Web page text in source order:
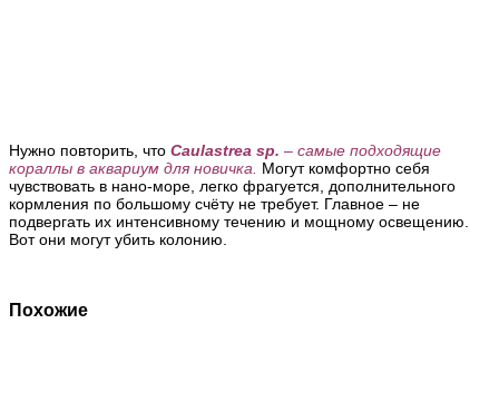
Нужно повторить, что Caulastrea sp. – самые подходящие
кораллы в аквариум для новичка.
Могут комфортно себя
чувствовать в нано-море, легко фрагуется, дополнительного
кормления по большому счёту не требует. Главное – не
подвергать их интенсивному течению и мощному освещению.
Вот они могут убить колонию.
Похожие